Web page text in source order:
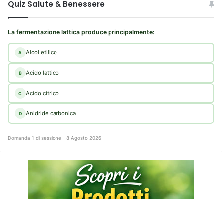
Quiz Salute & Benessere
La fermentazione lattica produce principalmente:
A Alcol etilico
B Acido lattico
C Acido citrico
D Anidride carbonica
Domanda 1 di sessione - 8 Agosto 2026